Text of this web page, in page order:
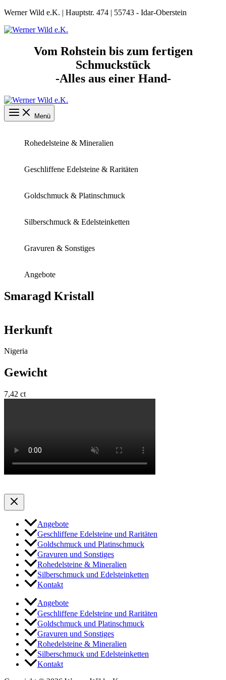
Zum
springen
Werner Wild e.K. | Hauptstr. 474 | 55743 - Idar-Oberstein
Vom Rohstein bis zum fertigen
Schmuckstück
-Alles aus einer Hand-
Menü
Rohedelsteine & Mineralien
Geschliffene Edelsteine & Raritäten
Goldschmuck & Platinschmuck
Silberschmuck & Edelsteinketten
Gravuren & Sonstiges
Angebote
Smaragd Kristall
Herkunft
Nigeria
Gewicht
7,42 ct
Angebote
Geschliffene Edelsteine und Raritäten
Goldschmuck und Platinschmuck
Gravuren und Sonstiges
Rohedelsteine & Mineralien
Silberschmuck und Edelsteinketten
Kontakt
Angebote
Geschliffene Edelsteine und Raritäten
Goldschmuck und Platinschmuck
Gravuren und Sonstiges
Rohedelsteine & Mineralien
Silberschmuck und Edelsteinketten
Kontakt